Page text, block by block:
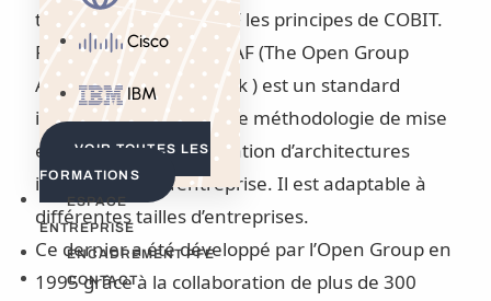
Cisco
IBM
VOIR TOUTES LES
FORMATIONS
ESPACE
ENTREPRISE
ENCADREMENT PFE
CONTACT
transposer dans TOGAF les principes de COBIT.
Plus précisément, TOGAF (The Open Group
Architecture Framework ) est un standard
industriel apportant une méthodologie de mise
en place et d’administration d’architectures
informatiques d’entreprise. Il est adaptable à
différentes tailles d’entreprises.
Ce dernier a été développé par l’Open Group en
1995 grâce à la collaboration de plus de 300